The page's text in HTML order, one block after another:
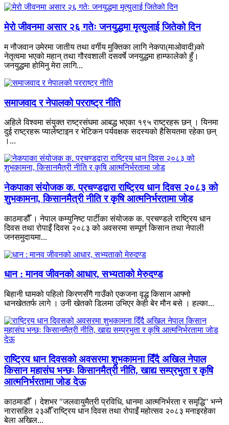
मेरो जीवनमा असार २६ गतेः जनयुद्धमा मृत्युलाई जितेको दिन
म नौजवान उमेरमा जातीय तथा वर्गीय मुक्तिका लागि नेकपा(माओवादी)को
नेतृत्वमा भएको महान् तथा गौरवशाली दसवर्षे जनयुद्धमा हाम्फालेको हुँ।
जनयुद्धमा होमिनु मेरा लागि...
समाजवाद र नेपालको परराष्ट्र नीति
अहिले विश्वमा संयुक्त राष्ट्रसंघमा आबद्ध भएका १९५ राष्ट्रहरू छन् । यिनमा
दुई राष्ट्रहरू प्यालेष्टाइन र भेटिकन पर्यवक्षक सदस्यको हैसियतमा रहेका छन्
।...
नेकपाका संयोजक क. प्रचण्डद्वारा राष्ट्रिय धान दिवस २०८३ को
शुभकामना, किसानमैत्री नीति र कृषि आत्मनिर्भरतामा जोड
काठमाडौँ । नेपाल कम्युनिष्ट पार्टीका संयोजक क. प्रचण्डले राष्ट्रिय धान
दिवस तथा रोपाइँ दिवस २०८३ को अवसरमा सम्पूर्ण किसान तथा नेपाली
जनसमुदायमा...
धान : मानव जीवनको आधार, सभ्यताको मेरुदण्ड
बिहानी घामको पहिलो किरणसँगै गाउँको एकजना वृद्ध किसान आफ्नो
धानखेततर्फ लागे । उनी खेतको डिलमा उभिएर केही बेर मौन बसे । हल्का...
राष्ट्रिय धान दिवसको अवसरमा शुभकामना दिँदै अखिल नेपाल
किसान महासंघ भन्छः किसानमैत्री नीति, खाद्य सम्प्रभुता र कृषि
आत्मनिर्भरतामा जोड देऊ
काठमाडौँ । देशभर "जलवायुमैत्री प्रविधि, धानमा आत्मनिर्भरता र समृद्धि" भन्ने
नारासहित २३औँ राष्ट्रिय धान दिवस तथा रोपाइँ महोत्सव २०८३ मनाइरहेका
बेला अखिल...